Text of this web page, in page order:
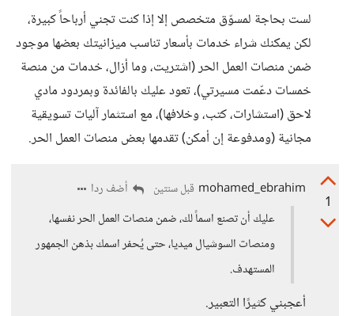
لست بحاجة لمسوّق متخصص إلا إذا كنت تجني أرباحاً كبيرة،
لكن يمكنك شراء خدمات بأسعار تناسب ميزانيتك بعضها موجود
ضمن منصات العمل الحر (اشتريت، وما أزال، خدمات من منصة
خمسات دعّمت مسيرتي)، تعود عليك بالفائدة وبمردود مادي
لاحق (استشارات، كتب، وخلافها)، مع استثمار آليات تسويقية
مجانية (ومدفوعة إن أمكن) تقدمها بعض منصات العمل الحر.
1
mohamed_ebrahim قبل سنتين
أضف ردا
عليك أن تصنع اسماً لك، ضمن منصات العمل الحر نفسها،
ومنصات السوشيال ميديا، حتى يُحفر اسمك بذهن الجمهور
المستهدف.
أعجبني كثيرًا التعبير.